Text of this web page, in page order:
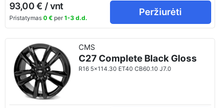
93,00 € / vnt
Pristatymas 0 €per 1-3 d.d.
Peržiurėti
CMS
C27 Complete Black Gloss
R16 5x114.30 ET40 CB60.10 J7.0